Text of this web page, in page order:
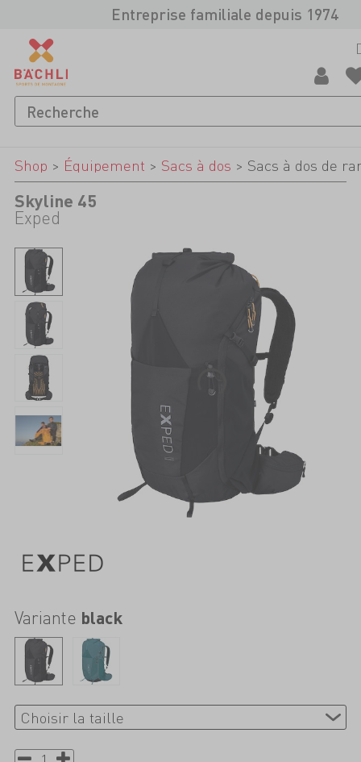
Entreprise familiale depuis 1974
Shop > Équipement > Sacs à dos > Sacs à dos de
Skyline 45
Exped
Variante black